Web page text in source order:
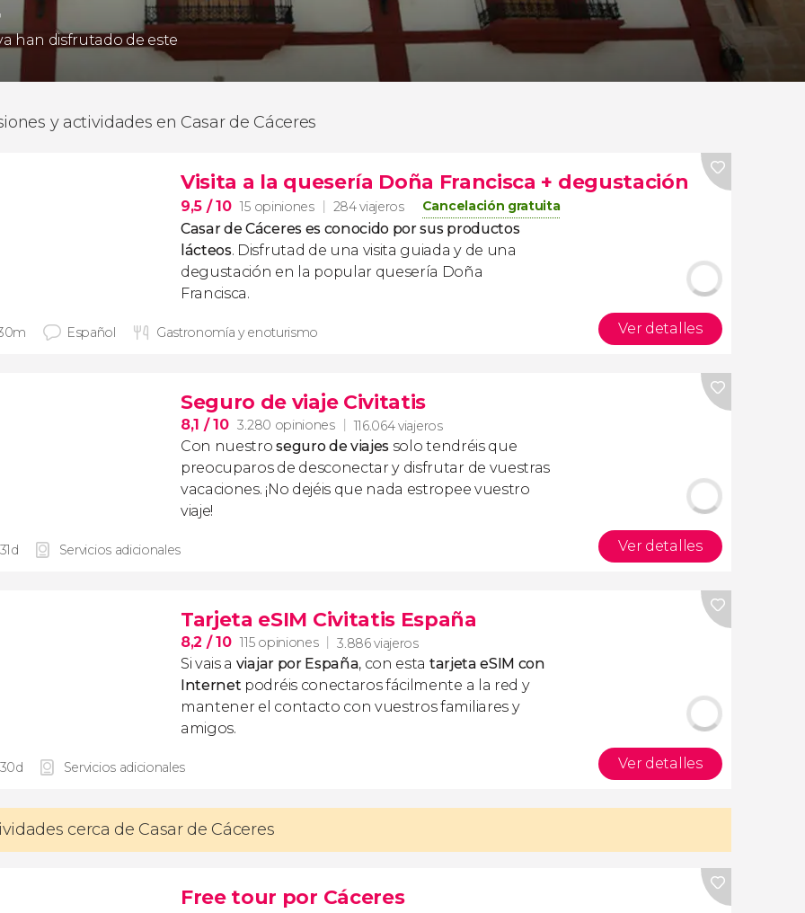
han disfrutado de este
y actividades en Casar de Cáceres
Visita a la quesería Doña Francisca + degustación
9,5 / 10 15 opiniones 284 viajeros Cancelación gratuita
Casar de Cáceres es conocido por sus productos
lácteos. Disfrutad de una visita guiada y de una
degustación en la popular quesería Doña
Francisca.
Español Gastronomía y enoturismo Ver detalles
Seguro de viaje Civitatis
8,1 / 10 3.280 opiniones 116.064 viajeros
Con nuestroseguro de viajes solo tendréis que
preocuparos de desconectar y disfrutar de vuestras
vacaciones. ¡No dejéis que nada estropee vuestro
viaje!
Servicios adicionales Ver detalles
Tarjeta eSIM Civitatis España
8,2 / 10 115 opiniones 3.886 viajeros
Si vais a viajar por España, con esta tarjeta eSIM con
Internet podréis conectaros fácilmente a la red y
mantener el contacto con vuestros familiares y
amigos.
Servicios adicionales Ver detalles
cerca de Casar de Cáceres
Free tour por Cáceres